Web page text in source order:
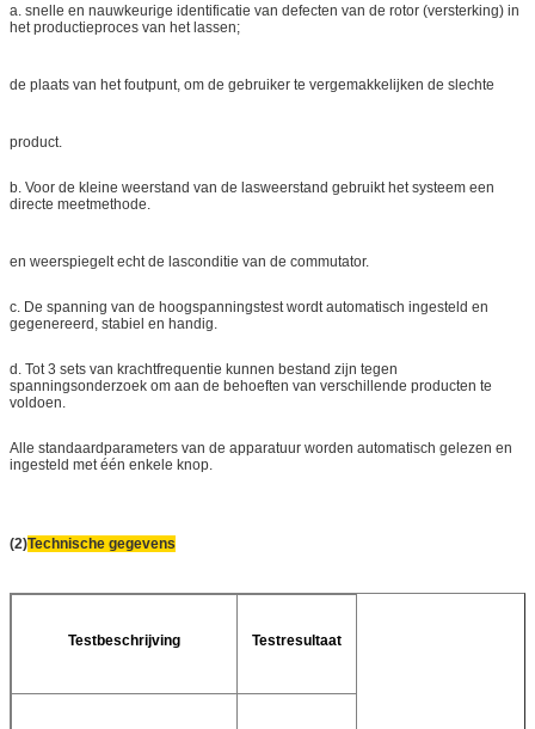
a. snelle en nauwkeurige identificatie van defecten van de rotor (versterking) in
het productieproces van het lassen;
de plaats van het foutpunt, om de gebruiker te vergemakkelijken de slechte
product.
b. Voor de kleine weerstand van de lasweerstand gebruikt het systeem een
directe meetmethode.
en weerspiegelt echt de lasconditie van de commutator.
c. De spanning van de hoogspanningstest wordt automatisch ingesteld en
gegenereerd, stabiel en handig.
d. Tot 3 sets van krachtfrequentie kunnen bestand zijn tegen
spanningsonderzoek om aan de behoeften van verschillende producten te
voldoen.
Alle standaardparameters van de apparatuur worden automatisch gelezen en
ingesteld met één enkele knop.
(2)Technische gegevens
Testbeschrijving Testresultaat